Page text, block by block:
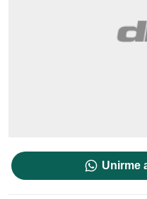
Unirme